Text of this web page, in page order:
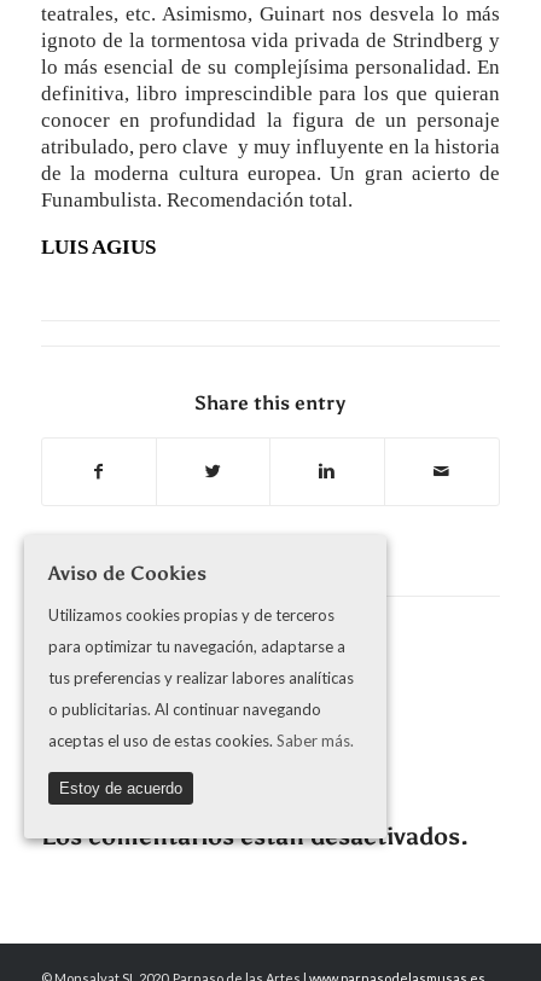
teatrales, etc. Asimismo, Guinart nos desvela lo más
ignoto de la tormentosa vida privada de Strindberg y
lo más esencial de su complejísima personalidad. En
definitiva, libro imprescindible para los que quieran
conocer en profundidad la figura de un personaje
atribulado, pero clave y muy influyente en la historia
de la moderna cultura europea. Un gran acierto de
Funambulista. Recomendación total.
LUIS AGIUS
Share this entry
COMENTARIO
Trackbacks y pingbacks
Editorial Funambulista
agosto 5, 2019 a las 8:02 am
[…] Parnaso de las Artes […]
Los comentarios están desactivados.
© Monsalvat SL 2020. Parnaso de las Artes | www.parnasodelasmusas.es
Aviso de Cookies
Utilizamos cookies propias y de terceros
para optimizar tu navegación, adaptarse a
tus preferencias y realizar labores analíticas
o publicitarias. Al continuar navegando
aceptas el uso de estas cookies. Saber más.
Estoy de acuerdo